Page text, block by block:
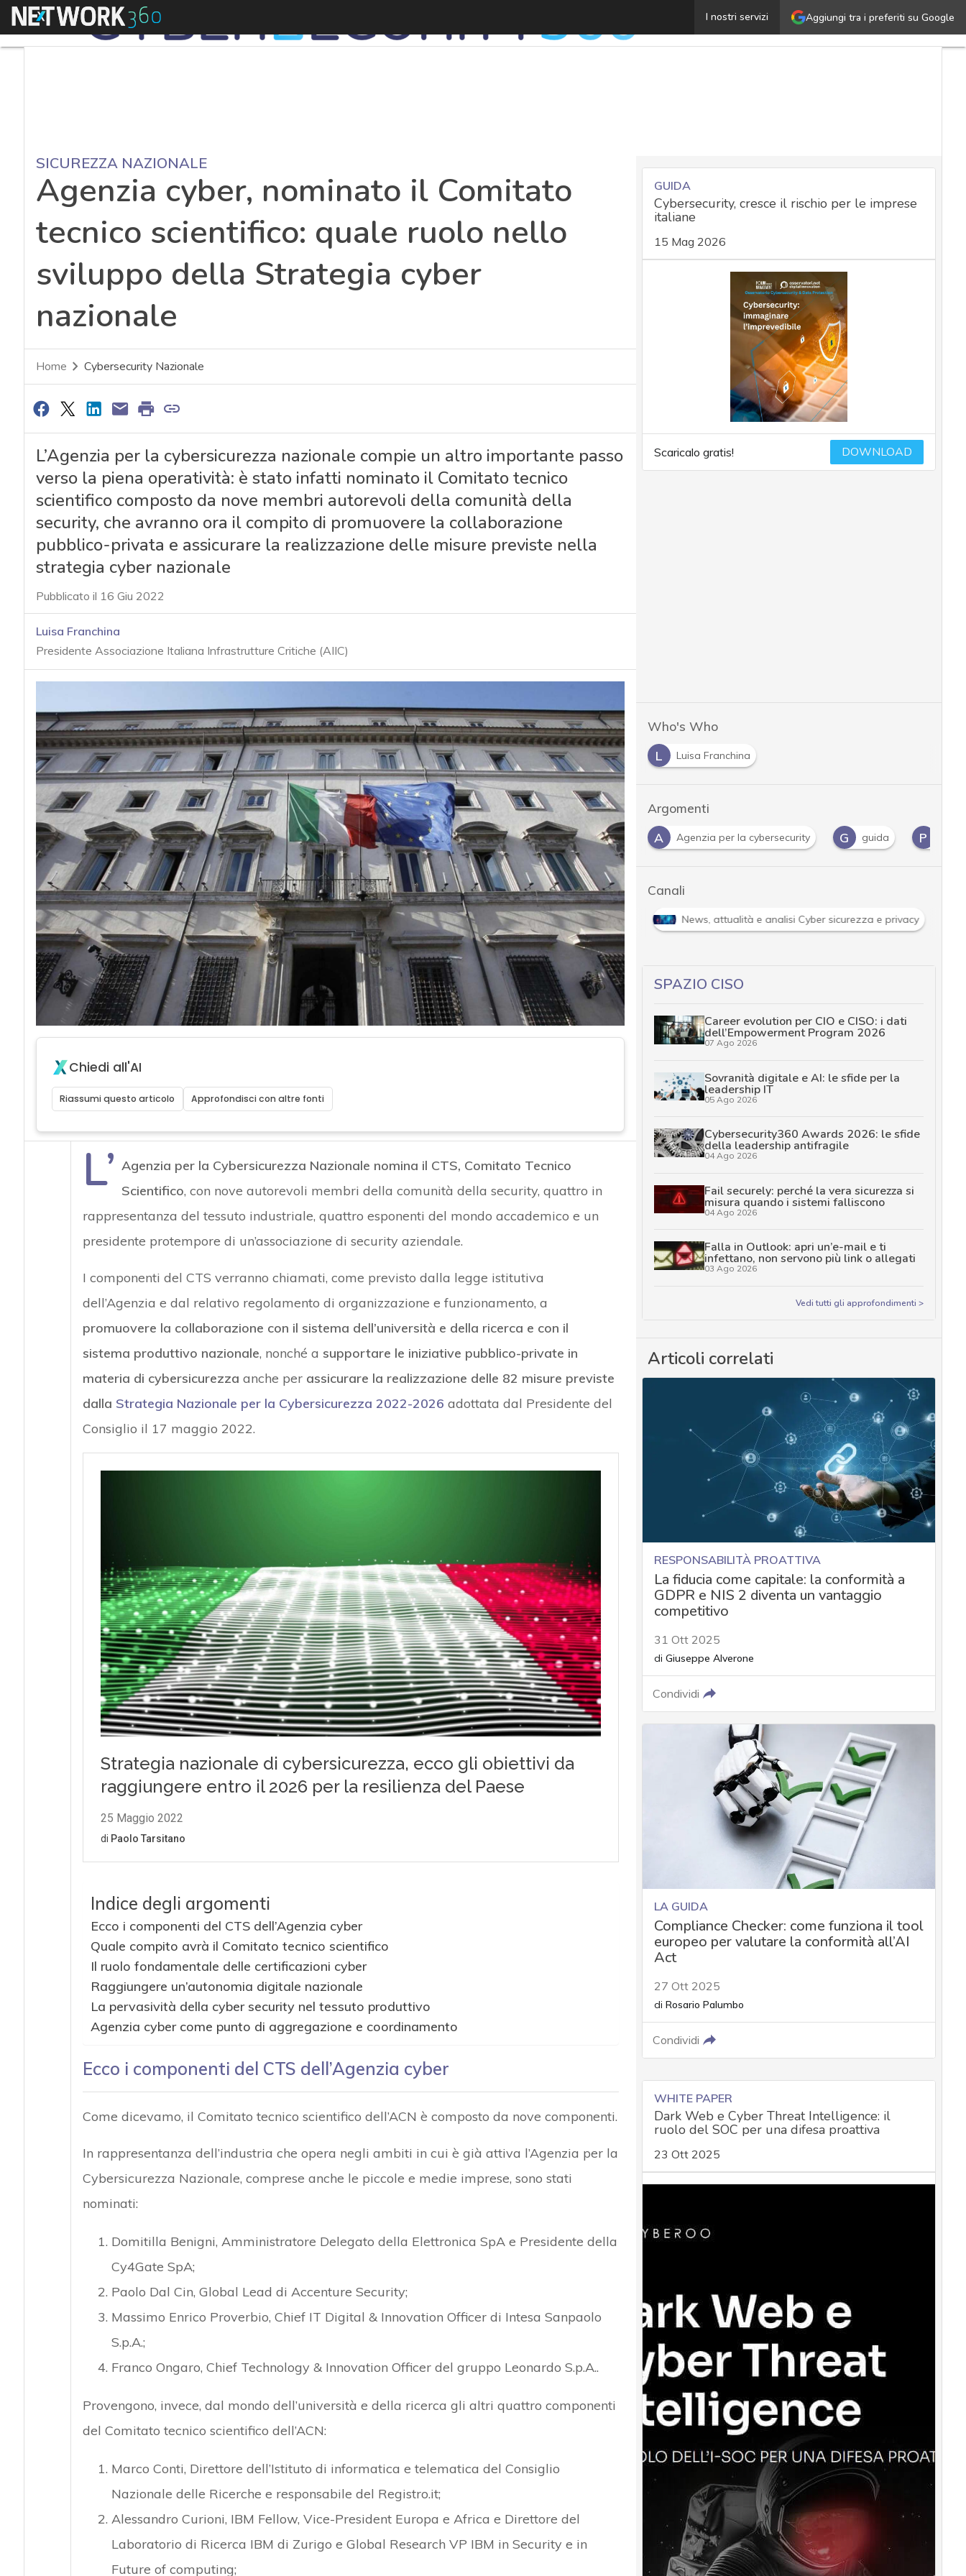
Aggiungi tra i preferiti su Google
I nostri servizi
Menu Agenzia cyber, nominato il Comitato tecnico
SICUREZZA NAZIONALE
Agenzia cyber, nominato il Comitato
tecnico scientifico: quale ruolo nello
sviluppo della Strategia cyber
nazionale
Home Cybersecurity Nazionale
L’Agenzia per la cybersicurezza nazionale compie un altro importante passo
verso la piena operatività: è stato infatti nominato il Comitato tecnico
scientifico composto da nove membri autorevoli della comunità della
security, che avranno ora il compito di promuovere la collaborazione
pubblico-privata e assicurare la realizzazione delle misure previste nella
strategia cyber nazionale
Pubblicato il 16 Giu 2022
Luisa Franchina
Presidente Associazione Italiana Infrastrutture Critiche (AIIC)
Chiedi all'AI
Riassumi questo articolo Approfondisci con altre fonti
L’ Agenzia per la Cybersicurezza Nazionale nomina il CTS, Comitato Tecnico
Scientifico, con nove autorevoli membri della comunità della security, quattro in
rappresentanza del tessuto industriale, quattro esponenti del mondo accademico e un
presidente protempore di un’associazione di security aziendale.
I componenti del CTS verranno chiamati, come previsto dalla legge istitutiva
dell’Agenzia e dal relativo regolamento di organizzazione e funzionamento, a
promuovere la collaborazione con il sistema dell’università e della ricerca e con il
sistema produttivo nazionale, nonché a supportare le iniziative pubblico-private in
materia di cybersicurezza anche per assicurare la realizzazione delle 82 misure previste
dalla Strategia Nazionale per la Cybersicurezza 2022-2026 adottata dal Presidente del
Consiglio il 17 maggio 2022.
Indice degli argomenti
Ecco i componenti del CTS dell’Agenzia cyber
Quale compito avrà il Comitato tecnico scientifico
Il ruolo fondamentale delle certificazioni cyber
Raggiungere un’autonomia digitale nazionale
La pervasività della cyber security nel tessuto produttivo
Agenzia cyber come punto di aggregazione e coordinamento
Ecco i componenti del CTS dell’Agenzia cyber
Come dicevamo, il Comitato tecnico scientifico dell’ACN è composto da nove componenti.
In rappresentanza dell’industria che opera negli ambiti in cui è già attiva l’Agenzia per la
Cybersicurezza Nazionale, comprese anche le piccole e medie imprese, sono stati
nominati:
Domitilla Benigni, Amministratore Delegato della Elettronica SpA e Presidente della
Cy4Gate SpA;
Paolo Dal Cin, Global Lead di Accenture Security;
Massimo Enrico Proverbio, Chief IT Digital & Innovation Officer di Intesa Sanpaolo
S.p.A.;
Franco Ongaro, Chief Technology & Innovation Officer del gruppo Leonardo S.p.A..
Provengono, invece, dal mondo dell’università e della ricerca gli altri quattro componenti
del Comitato tecnico scientifico dell’ACN:
Marco Conti, Direttore dell’Istituto di informatica e telematica del Consiglio
Nazionale delle Ricerche e responsabile del Registro.it;
Alessandro Curioni, IBM Fellow, Vice-President Europa e Africa e Direttore del
Laboratorio di Ricerca IBM di Zurigo e Global Research VP IBM in Security e in
Future of computing;
GUIDA
Cybersecurity, cresce il rischio per le imprese
italiane
15 Mag 2026
Scaricalo gratis! DOWNLOAD
Who's Who
L
Luisa Franchina
Argomenti
A
Accenture A Agenzia per la cybersecurity G guida P Perimetro di sicurezza nazionale cibernetica
Canali
Cybersecurity nazionale News, attualità e analisi
SPAZIO CISO
Career evolution per CIO e CISO: i dati
dell’Empowerment Program 2026
07 Ago 2026
Sovranità digitale e AI: le sfide per la
leadership IT
05 Ago 2026
Cybersecurity360 Awards 2026: le sfide
della leadership antifragile
04 Ago 2026
Fail securely: perché la vera sicurezza si
misura quando i sistemi falliscono
04 Ago 2026
Falla in Outlook: apri un’e-mail e ti
infettano, non servono più link o allegati
03 Ago 2026
Vedi tutti gli approfondimenti >
Articoli correlati
RESPONSABILITÀ PROATTIVA
La fiducia come capitale: la conformità a
GDPR e NIS 2 diventa un vantaggio
competitivo
31 Ott 2025
di Giuseppe Alverone
Condividi
LA GUIDA
Compliance Checker: come funziona il tool
europeo per valutare la conformità all’AI
Act
27 Ott 2025
di Rosario Palumbo
Condividi
WHITE PAPER
Dark Web e Cyber Threat Intelligence: il
ruolo del SOC per una difesa proattiva
23 Ott 2025